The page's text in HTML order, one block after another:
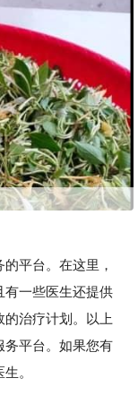
平台。在这里，
有一些医生还提供
治疗计划。以上
务平台。如果您有
。